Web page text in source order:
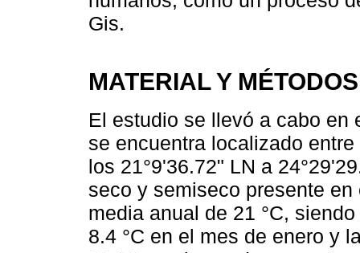
Gis.
MATERIAL Y MÉTODOS
El estudio se llevó a cabo
se encuentra localizado
los 21°9'36.72" LN a
seco y semiseco presente
media anual de 21 °C,
8.4 °C en el mes de enero y